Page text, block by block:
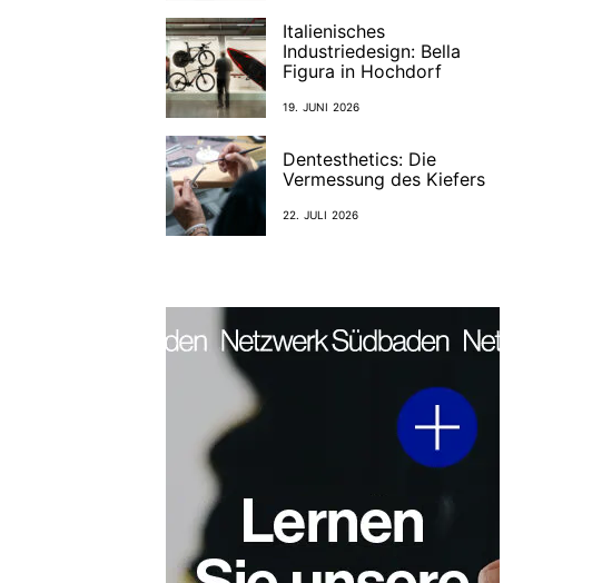
Italienisches
Industriedesign: Bella
Figura in Hochdorf
19. JUNI 2026
Dentesthetics: Die
Vermessung des Kiefers
22. JULI 2026